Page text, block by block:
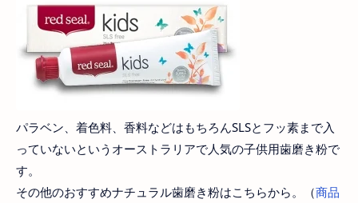
パラベン、着色料、香料などはもちろんSLSとフッ素まで入
っていないというオーストラリアで人気の子供用歯磨き粉で
す。
その他のおすすめナチュラル歯磨き粉はこちらから。（商品